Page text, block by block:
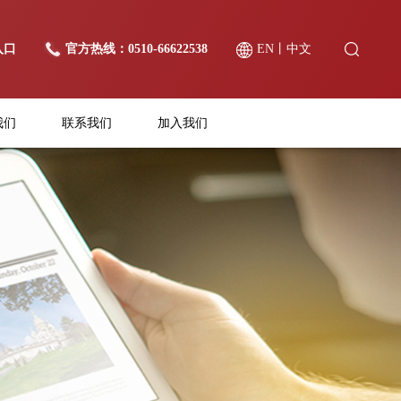
EN丨 中文
官方热线：0510-66622538
们 联系我们 加入我们